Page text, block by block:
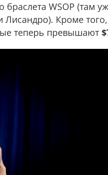
WSOP (там
Кроме
теперь превышают